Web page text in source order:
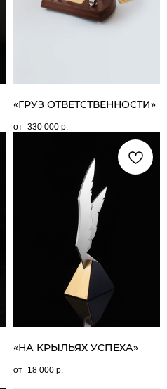
«ГРУЗ ОТВЕТСТВЕННОСТИ»
330 000 р.
«НА КРЫЛЬЯХ УСПЕХА»
18 000 р.